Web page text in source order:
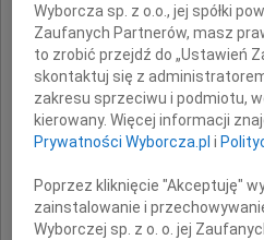
nauczyciela
Ceremonia
o godzinie
Wyborcza sp. z o.o., jej spółki
Zaufanych Partnerów, masz
to zrobić przejdź do „Ustawień
skontaktuj się z
zakresu sprzeciwu i podmiotu,
kierowany. Więcej informacji
Prywatności Wyborcza.pl i
Poprzez kliknięcie "Akceptuję"
zainstalowanie i
Wyborczej sp. z o. o. jej